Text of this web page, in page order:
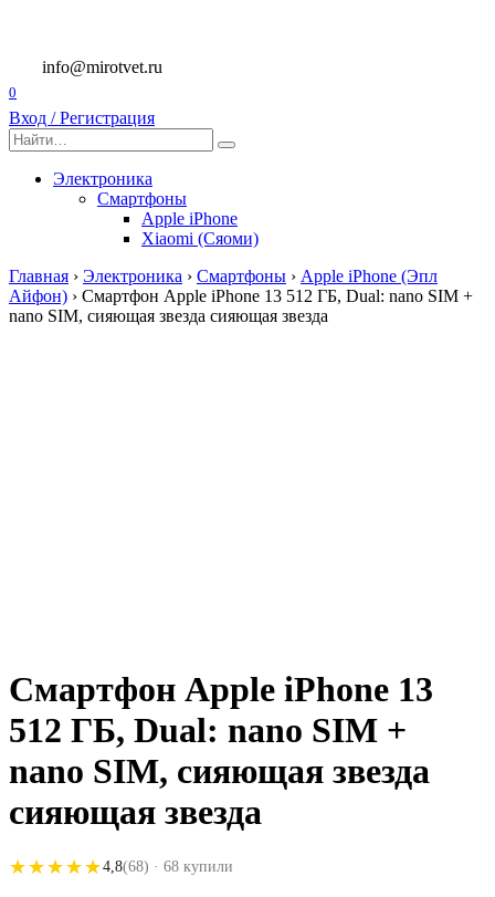
содержанию
info@mirotvet.ru
0
Вход / Регистрация
Search
for:
Электроника
Смартфоны
Apple iPhone
Xiaomi (Сяоми)
Главная › Электроника › Смартфоны › Apple iPhone (Эпл
Айфон) › Смартфон Apple iPhone 13 512 ГБ, Dual: nano SIM +
nano SIM, сияющая звезда сияющая звезда
Смартфон Apple iPhone 13
512 ГБ, Dual: nano SIM +
nano SIM, сияющая звезда
сияющая звезда
★★★★★
★★★★★ 4,8(68) · 68 купили